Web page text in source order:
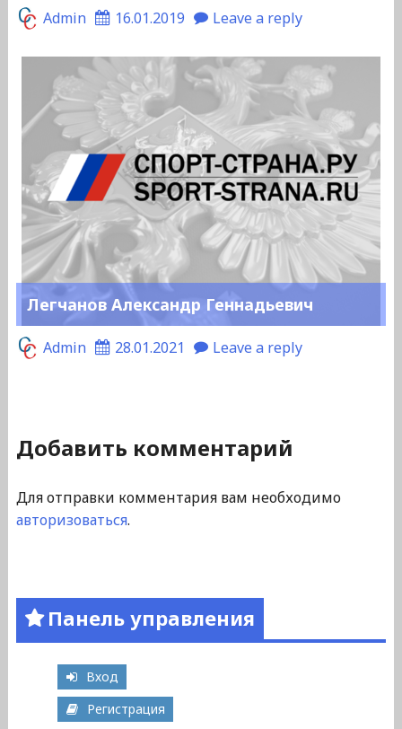
Admin 16.01.2019 Leave a reply
Легчанов Александр Геннадьевич
Admin 28.01.2021 Leave a reply
Добавить комментарий
Для отправки комментария вам необходимо
авторизоваться.
Панель управления
Вход
Регистрация